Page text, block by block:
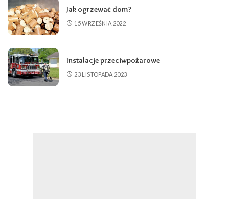
Jak ogrzewać dom?
15 WRZEŚNIA 2022
Instalacje przeciwpożarowe
23 LISTOPADA 2023